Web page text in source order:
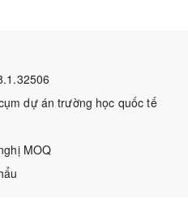
dự án trường học quốc tế
MOQ